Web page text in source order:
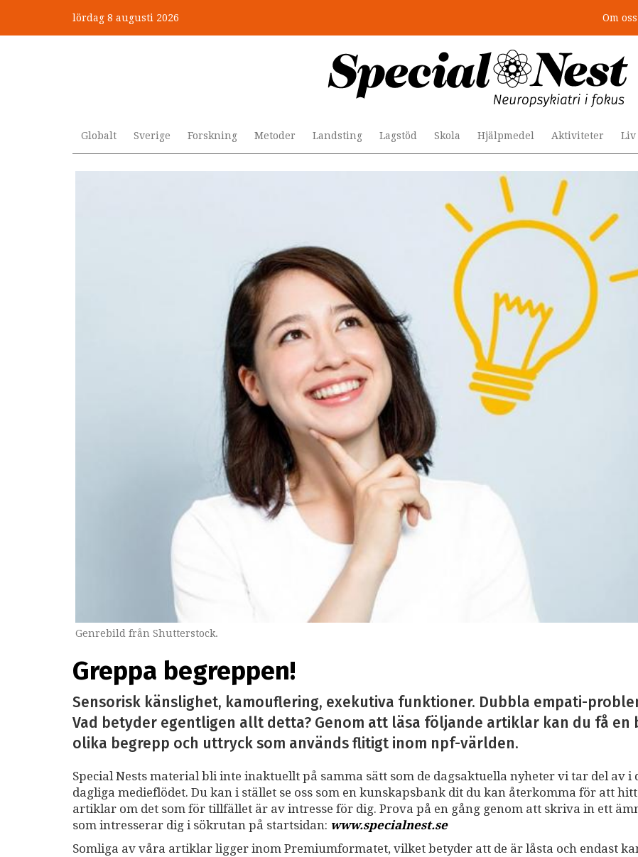
huvudinnehåll
lördag 8 augusti 2026 Om oss
Globalt Sverige Forskning Metoder Landsting Lagstöd Skola Hjälpmedel Aktiviteter Liv
Genrebild från Shutterstock.
Greppa begreppen!
Sensorisk känslighet, kamouflering, exekutiva funktioner. Dubbla empati-
Vad betyder egentligen allt detta? Genom att läsa följande artiklar kan du få
olika begrepp och uttryck som används flitigt inom npf-världen.
Special Nests material bli inte inaktuellt på samma sätt som de dagsaktuella nyheter vi tar del av i
dagliga medieflödet. Du kan i stället se oss som en kunskapsbank dit du kan återkomma för att
artiklar om det som för tillfället är av intresse för dig. Prova på en gång genom att skriva in ett
som intresserar dig i sökrutan på startsidan: www.specialnest.se
Somliga av våra artiklar ligger inom Premiumformatet, vilket betyder att de är låsta och endast
”Jobbet gick bra – just därför togs stödet bort”